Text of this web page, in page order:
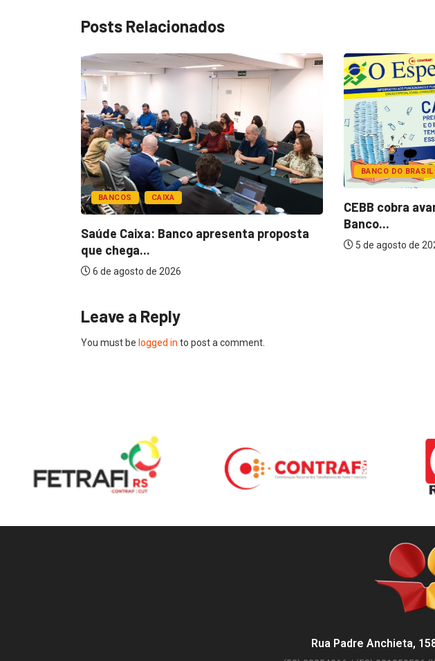
Posts Relacionados
BANCOS CAIXA
Saúde Caixa: Banco apresenta proposta
que chega...
6 de agosto de 2026
BANCO DO BRASIL
CEBB cobra
Banco...
5 de agosto de
Leave a Reply
You must be logged in to post a comment.
Rua Padre Anchieta,